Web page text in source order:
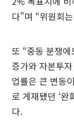
다”며 “위원회
또 “중동 분쟁
증가와 자본투
업률은 큰 변동
로 게재됐던 ‘
다.